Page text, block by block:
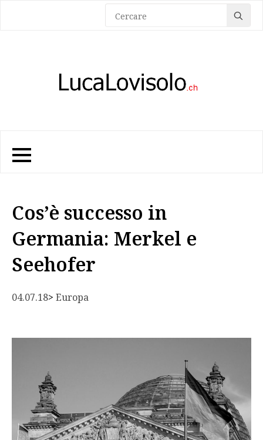
for:
Cos’è successo in
Germania: Merkel e
Seehofer
04.07.18> Europa